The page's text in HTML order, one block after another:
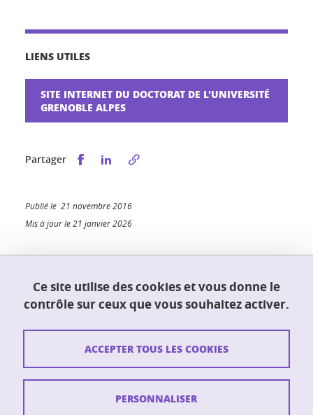
LIENS UTILES
SITE INTERNET DU DOCTORAT DE L'UNIVERSITÉ
GRENOBLE ALPES
Partager Partager sur Facebook
Partager sur LinkedIn
Publié le 21 novembre 2016
Mis à jour le 21 janvier 2026
UFR PhITEM (Physique, Ingénierie, Terre,
Environnement, Mécanique)
38400 Saint-Martin-d'Hères
Contact
Ce site utilise des cookies et vous donne le
contrôle sur ceux que vous souhaitez activer.
ACCEPTER TOUS LES COOKIES
PERSONNALISER